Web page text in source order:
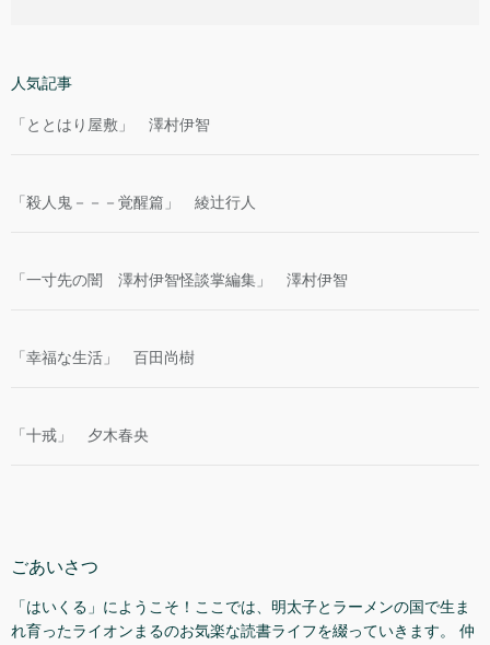
人気記事
「ととはり屋敷」 澤村伊智
「殺人鬼－－－覚醒篇」 綾辻行人
「一寸先の闇 澤村伊智怪談掌編集」 澤村伊智
「幸福な生活」 百田尚樹
「十戒」 夕木春央
ごあいさつ
「はいくる」にようこそ！ここでは、明太子とラーメンの国で生ま
れ育ったライオンまるのお気楽な読書ライフを綴っていきます。 仲